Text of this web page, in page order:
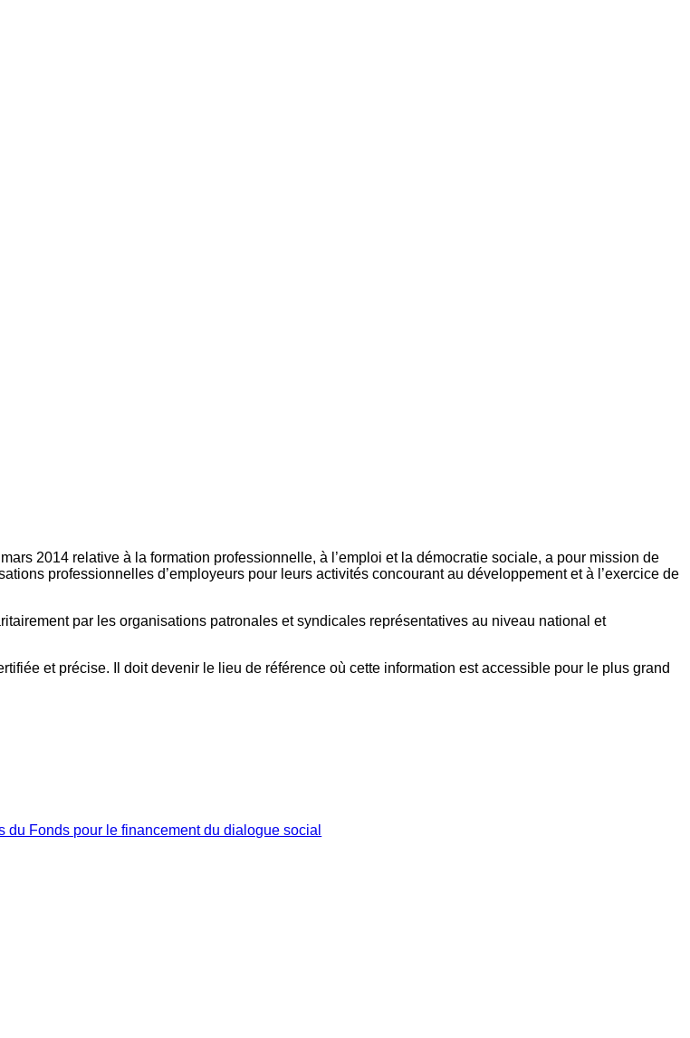
2014 relative à la formation professionnelle, à l’emploi et la démocratie sociale, a pour mission de
professionnelles d’employeurs pour leurs activités concourant au développement et à l’exercice de
par les organisations patronales et syndicales représentatives au niveau national et
et précise. Il doit devenir le lieu de référence où cette information est accessible pour le plus grand
du Fonds pour le financement du dialogue social